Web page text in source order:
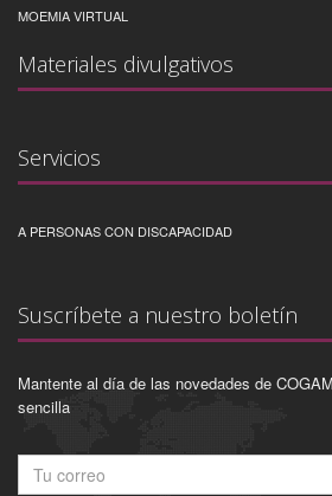
MOEMIA VIRTUAL
Materiales divulgativos
Servicios
A PERSONAS CON DISCAPACIDAD
Suscríbete a nuestro boletín
Mantente al día de las novedades de
sencilla